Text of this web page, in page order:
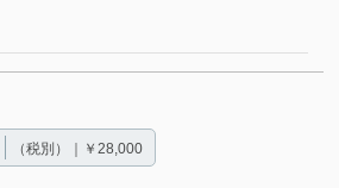
（税別）｜￥28,000